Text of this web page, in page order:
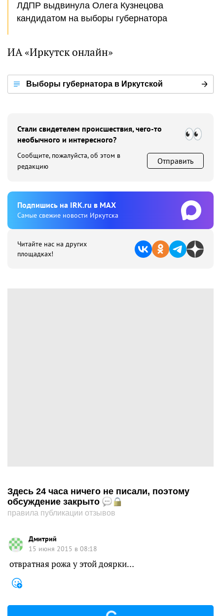
ЛДПР выдвинула Олега Кузнецова
кандидатом на выборы губернатора
ИА «Иркутск онлайн»
Выборы губернатора в Иркутской
Стали свидетелем происшествия, чего-то
необычного и интересного?
Сообщите, пожалуйста, об этом в
редакцию
Отправить
Подпишиcь на IRK.ru в MAX
Cамые свежие новости Иркутска
Читайте нас на других
площадках!
Здесь 24 часа ничего не писали, поэтому
обсуждение закрыто
правила публикации отзывов
Дмитрий
15 июня 2015 в 08:18
отвратная рожа у этой доярки…